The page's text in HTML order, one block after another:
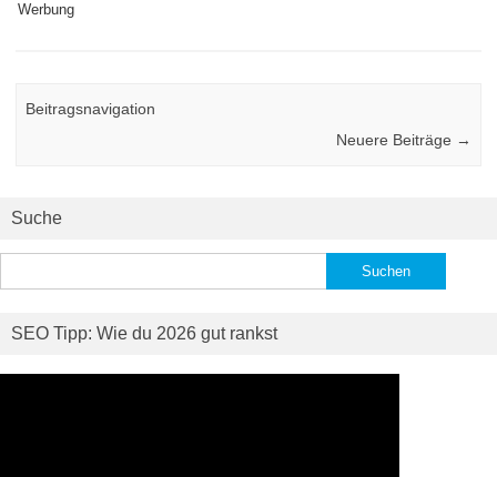
Werbung
Beitragsnavigation
Neuere Beiträge →
Suche
nach:
SEO Tipp: Wie du 2026 gut rankst